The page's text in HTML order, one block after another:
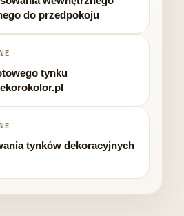
do przedpokoju
tynku
tynków dekoracyjnych